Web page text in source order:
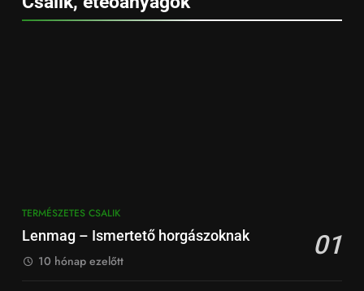
TERMÉSZETES CSALIK
Lenmag – Ismertető horgászoknak 01
10 hónap ezelőtt